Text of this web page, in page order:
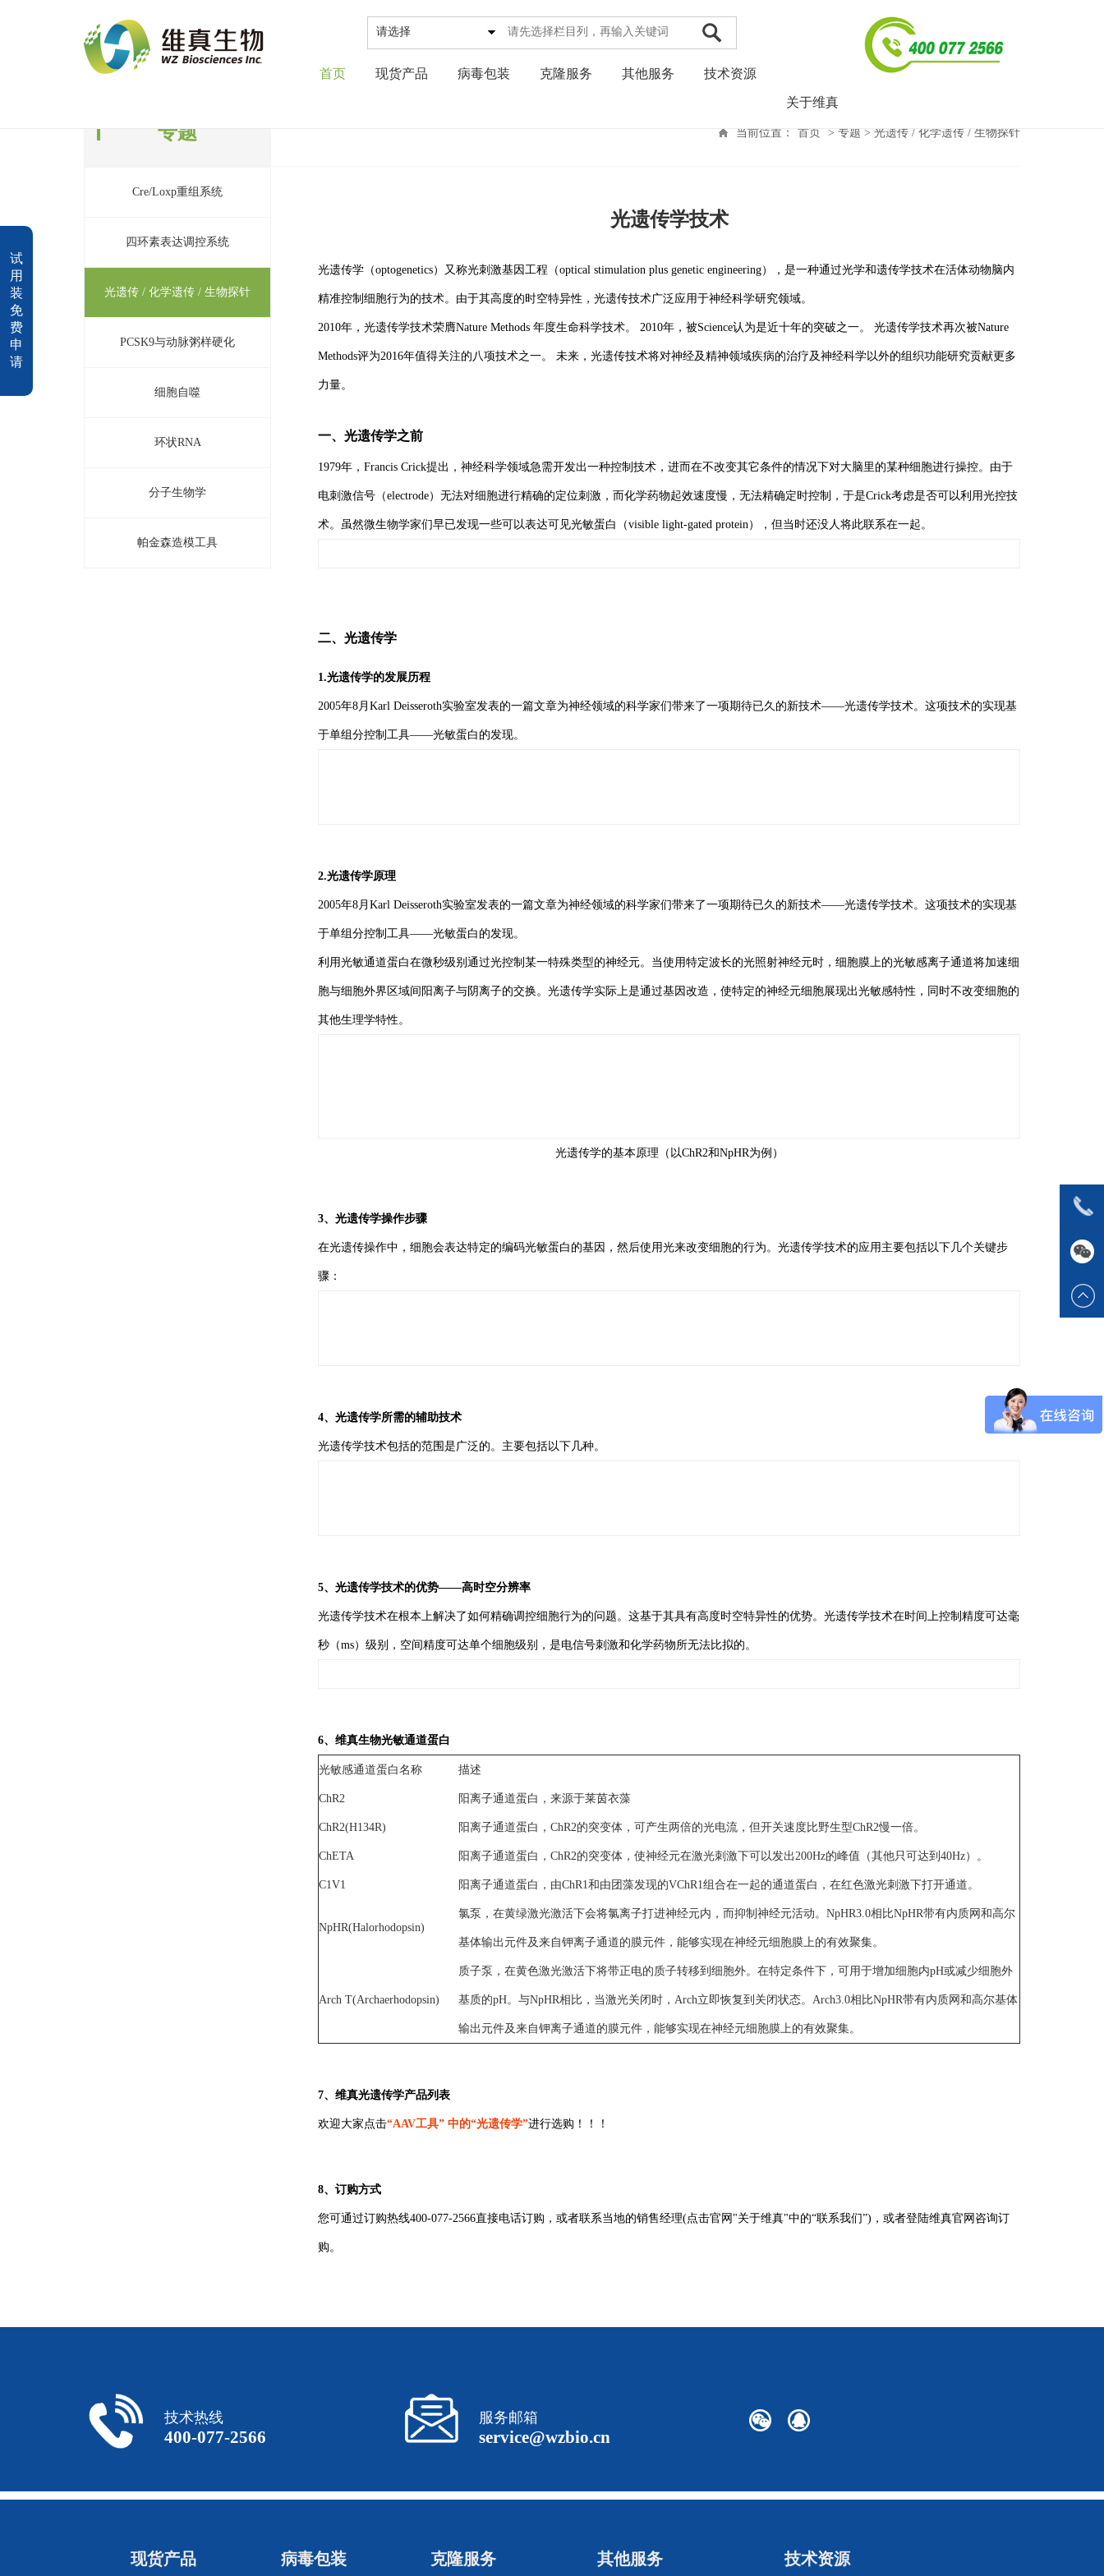
请选择
首页 现货产品 病毒包装 克隆服务 其他服务 技术资源
关于维真
专题
Cre/Loxp重组系统
四环素表达调控系统
光遗传 / 化学遗传 / 生物探针
PCSK9与动脉粥样硬化
细胞自噬
环状RNA
分子生物学
帕金森造模工具
当前位置： 首页 > 专题 > 光遗传 / 化学遗传 / 生物探针
光遗传学技术
光遗传学（optogenetics）又称光刺激基因工程（optical stimulation plus genetic engineering），是一种通过光学和遗传学技术在活体动物脑内
精准控制细胞行为的技术。由于其高度的时空特异性，光遗传技术广泛应用于神经科学研究领域。
2010年，光遗传学技术荣膺Nature Methods 年度生命科学技术。 2010年，被Science认为是近十年的突破之一。 光遗传学技术再次被Nature
Methods评为2016年值得关注的八项技术之一。 未来，光遗传技术将对神经及精神领域疾病的治疗及神经科学以外的组织功能研究贡献更多
力量。
一、光遗传学之前
1979年，Francis Crick提出，神经科学领域急需开发出一种控制技术，进而在不改变其它条件的情况下对大脑里的某种细胞进行操控。由于
电刺激信号（electrode）无法对细胞进行精确的定位刺激，而化学药物起效速度慢，无法精确定时控制，于是Crick考虑是否可以利用光控技
术。虽然微生物学家们早已发现一些可以表达可见光敏蛋白（visible light-gated protein），但当时还没人将此联系在一起。
二、光遗传学
1.光遗传学的发展历程
2005年8月Karl Deisseroth实验室发表的一篇文章为神经领域的科学家们带来了一项期待已久的新技术——光遗传学技术。这项技术的实现基
于单组分控制工具——光敏蛋白的发现。
2.光遗传学原理
2005年8月Karl Deisseroth实验室发表的一篇文章为神经领域的科学家们带来了一项期待已久的新技术——光遗传学技术。这项技术的实现基
于单组分控制工具——光敏蛋白的发现。
利用光敏通道蛋白在微秒级别通过光控制某一特殊类型的神经元。当使用特定波长的光照射神经元时，细胞膜上的光敏感离子通道将加速细
胞与细胞外界区域间阳离子与阴离子的交换。光遗传学实际上是通过基因改造，使特定的神经元细胞展现出光敏感特性，同时不改变细胞的
其他生理学特性。
光遗传学的基本原理（以ChR2和NpHR为例）
3、光遗传学操作步骤
在光遗传操作中，细胞会表达特定的编码光敏蛋白的基因，然后使用光来改变细胞的行为。光遗传学技术的应用主要包括以下几个关键步
骤：
4、光遗传学所需的辅助技术
光遗传学技术包括的范围是广泛的。主要包括以下几种。
5、光遗传学技术的优势——高时空分辨率
光遗传学技术在根本上解决了如何精确调控细胞行为的问题。这基于其具有高度时空特异性的优势。光遗传学技术在时间上控制精度可达毫
秒（ms）级别，空间精度可达单个细胞级别，是电信号刺激和化学药物所无法比拟的。
6、维真生物光敏通道蛋白
光敏感通道蛋白名称 描述
ChR2 阳离子通道蛋白，来源于莱茵衣藻
ChR2(H134R) 阳离子通道蛋白，ChR2的突变体，可产生两倍的光电流，但开关速度比野生型ChR2慢一倍。
ChETA 阳离子通道蛋白，ChR2的突变体，使神经元在激光刺激下可以发出200Hz的峰值（其他只可达到40Hz）。
C1V1 阳离子通道蛋白，由ChR1和由团藻发现的VChR1组合在一起的通道蛋白，在红色激光刺激下打开通道。
NpHR(Halorhodopsin)
氯泵，在黄绿激光激活下会将氯离子打进神经元内，而抑制神经元活动。NpHR3.0相比NpHR带有内质网和高尔
基体输出元件及来自钾离子通道的膜元件，能够实现在神经元细胞膜上的有效聚集。
Arch T(Archaerhodopsin)
质子泵，在黄色激光激活下将带正电的质子转移到细胞外。在特定条件下，可用于增加细胞内pH或减少细胞外
基质的pH。与NpHR相比，当激光关闭时，Arch立即恢复到关闭状态。Arch3.0相比NpHR带有内质网和高尔基体
输出元件及来自钾离子通道的膜元件，能够实现在神经元细胞膜上的有效聚集。
7、维真光遗传学产品列表
欢迎大家点击“AAV工具” 中的“光遗传学”进行选购！！！
8、订购方式
您可通过订购热线400-077-2566直接电话订购，或者联系当地的销售经理(点击官网"关于维真"中的“联系我们”)，或者登陆维真官网咨询订
购。
试
用
装
免
费
申
请
技术热线
400-077-2566
服务邮箱
service@wzbio.cn
现货产品 病毒包装 克隆服务 其他服务 技术资源